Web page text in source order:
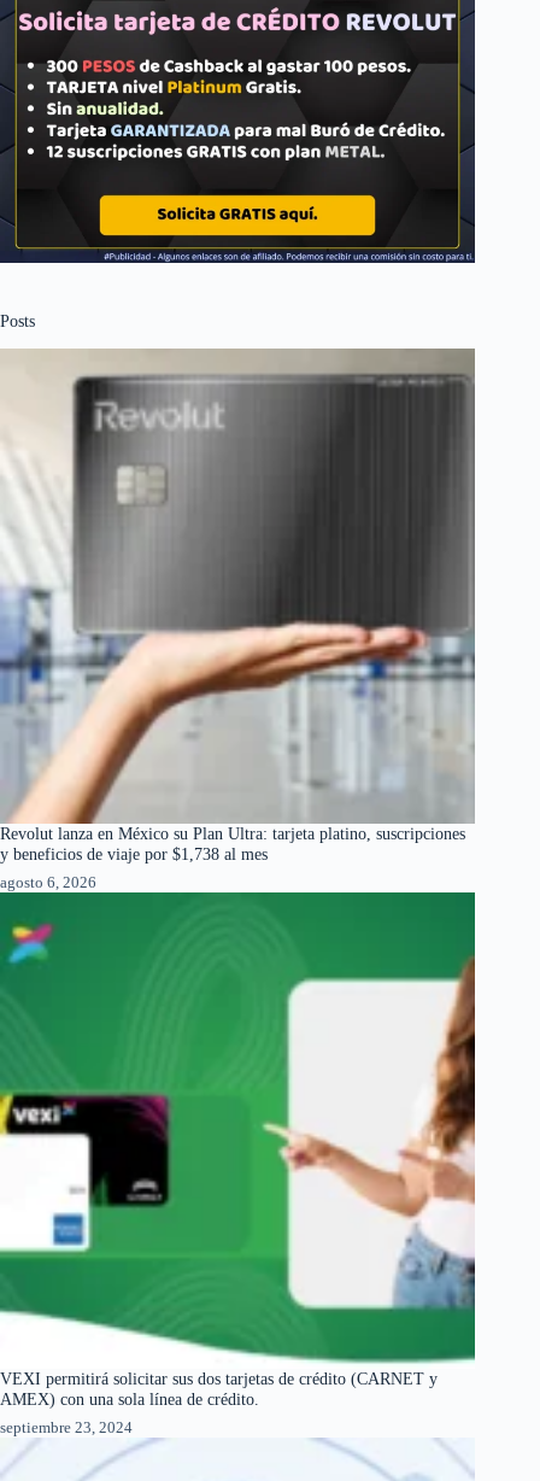
Posts
Revolut lanza en México su Plan Ultra: tarjeta platino, suscripciones
y beneficios de viaje por $1,738 al mes
agosto 6, 2026
VEXI permitirá solicitar sus dos tarjetas de crédito (CARNET y
AMEX) con una sola línea de crédito.
septiembre 23, 2024